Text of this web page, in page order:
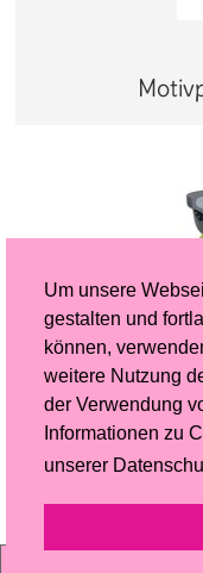
Um unsere
gestalten und
können,
weitere Nutzung
der Verwendung
Informationen zu
unserer